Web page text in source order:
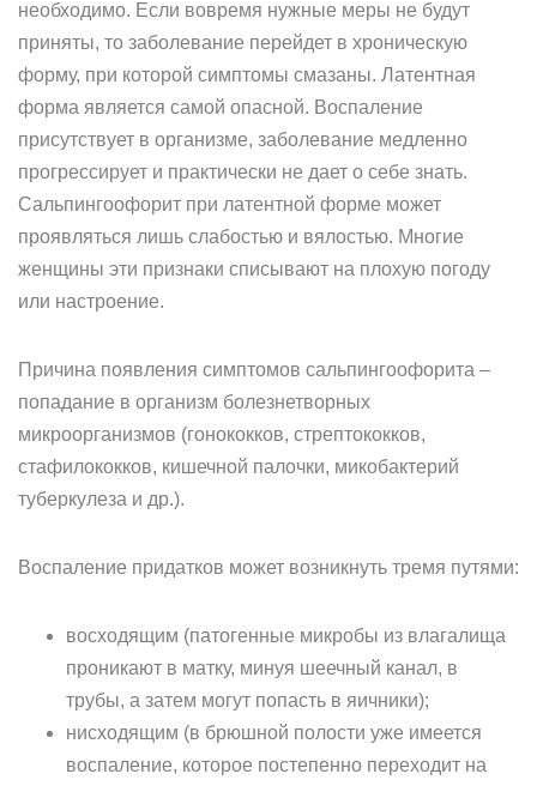
необходимо. Если вовремя нужные меры не будут
приняты, то заболевание перейдет в хроническую
форму, при которой симптомы смазаны. Латентная
форма является самой опасной. Воспаление
присутствует в организме, заболевание медленно
прогрессирует и практически не дает о себе знать.
Сальпингоофорит при латентной форме может
проявляться лишь слабостью и вялостью. Многие
женщины эти признаки списывают на плохую погоду
или настроение.
Причина появления симптомов сальпингоофорита –
попадание в организм болезнетворных
микроорганизмов (гонококков, стрептококков,
стафилококков, кишечной палочки, микобактерий
туберкулеза и др.).
Воспаление придатков может возникнуть тремя путями:
восходящим (патогенные микробы из влагалища
проникают в матку, минуя шеечный канал, в
трубы, а затем могут попасть в яичники);
нисходящим (в брюшной полости уже имеется
воспаление, которое постепенно переходит на